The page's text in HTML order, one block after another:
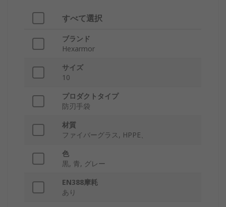
すべて選択
ブランド
Hexarmor
サイズ
10
プロダクトタイプ
防刃手袋
材質
ファイバーグラス, HPPE、
色
黒, 青, グレー
EN388摩耗
あり